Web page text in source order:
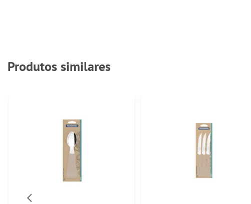
Produtos similares